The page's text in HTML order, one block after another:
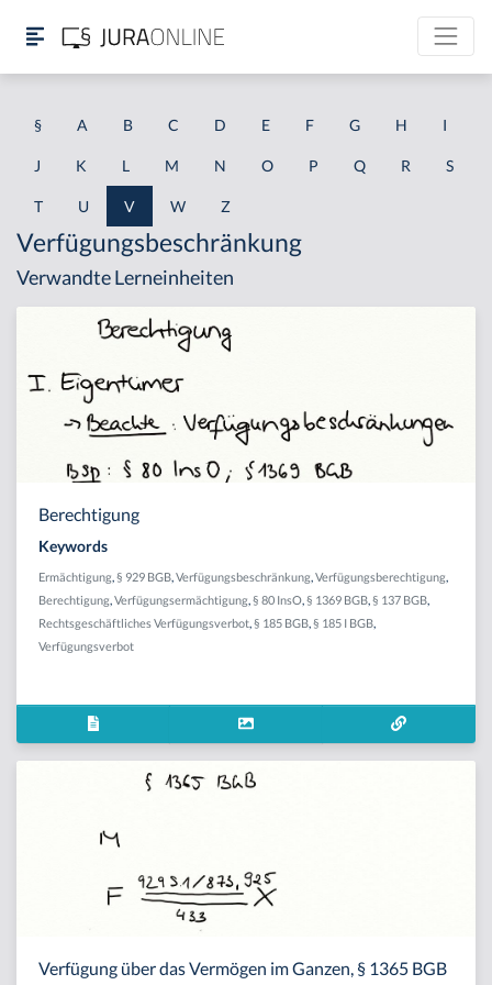
§ A B C D E F G H I
J K L M N O P Q R S
T U V W Z
Verfügungsbeschränkung
Verwandte Lerneinheiten
Berechtigung
Keywords
Ermächtigung § 929 BGB Verfügungsbeschränkung Verfügungsberechtigung
Berechtigung Verfügungsermächtigung § 80 InsO § 1369 BGB § 137 BGB
Rechtsgeschäftliches Verfügungsverbot § 185 BGB § 185 I BGB
Verfügungsverbot
Verfügung über das Vermögen im Ganzen, § 1365 BGB